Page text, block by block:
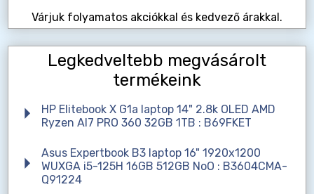
Várjuk folyamatos akciókkal és kedvező árakkal.
Legkedveltebb megvásárolt
termékeink
HP Elitebook X G1a laptop 14" 2.8k OLED AMD
Ryzen AI7 PRO 360 32GB 1TB : B69FKET
Asus Expertbook B3 laptop 16" 1920x1200
WUXGA i5-125H 16GB 512GB NoO : B3604CMA-
Q91224